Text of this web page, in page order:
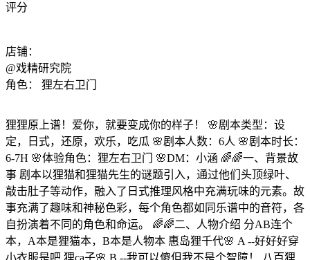
评分
店铺：
@戏精研究院
角色： 狸左右卫门
狸狸原上谱！爱你，就要变成你的样子！ 🌸剧本类型：设
定，日式，还原，欢乐，吃瓜 🌸剧本人数：6人 🌸剧本时长：
6-7H 🌸体验角色：狸左右卫门 🌸DM：小涵 🌈🌈一、背景故
事 剧本以狸猫和狸猫先生的谜题引入，通过他们头顶绿叶、
敲击肚子等动作，融入了日式推理风格中充满玩味的元素。故
事充满了趣味和神秘色彩，每个角色都如同乐谱中的音符，各
自扮演着不同的角色和命运。 🌈🌈二、人物介绍 分AB连个
本，A本是狸猫本，B本是人物本 惠岛狸千代🌸 A --好好好穿
小衣服是吧 狸ca子🌸 B --我可以傻但我不是个智障！ 八百狸